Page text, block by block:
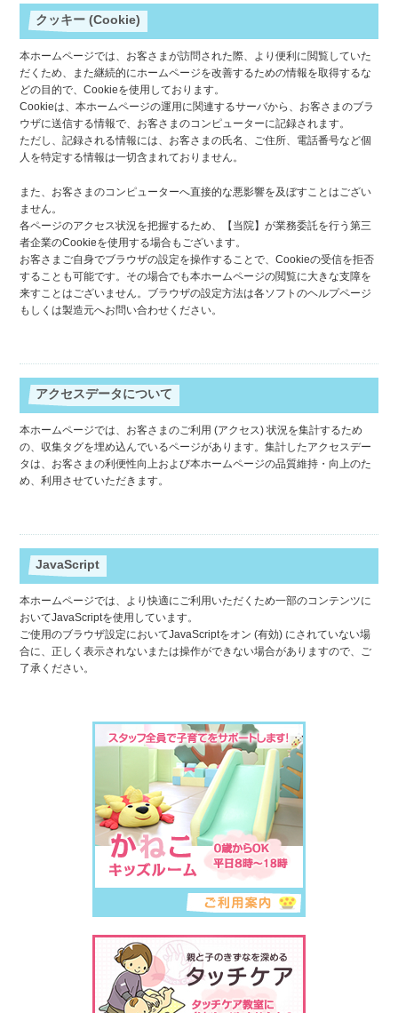
クッキー (Cookie)
本ホームページでは、お客さまが訪問された際、より便利に閲覧していた
だくため、また継続的にホームページを改善するための情報を取得するな
どの目的で、Cookieを使用しております。
Cookieは、本ホームページの運用に関連するサーバから、お客さまのブラ
ウザに送信する情報で、お客さまのコンピューターに記録されます。
ただし、記録される情報には、お客さまの氏名、ご住所、電話番号など個
人を特定する情報は一切含まれておりません。
また、お客さまのコンピューターへ直接的な悪影響を及ぼすことはござい
ません。
各ページのアクセス状況を把握するため、【当院】が業務委託を行う第三
者企業のCookieを使用する場合もございます。
お客さまご自身でブラウザの設定を操作することで、Cookieの受信を拒否
することも可能です。その場合でも本ホームページの閲覧に大きな支障を
来すことはございません。ブラウザの設定方法は各ソフトのヘルプページ
もしくは製造元へお問い合わせください。
アクセスデータについて
本ホームページでは、お客さまのご利用 (アクセス) 状況を集計するため
の、収集タグを埋め込んでいるページがあります。集計したアクセスデー
タは、お客さまの利便性向上および本ホームページの品質維持・向上のた
め、利用させていただきます。
JavaScript
本ホームページでは、より快適にご利用いただくため一部のコンテンツに
おいてJavaScriptを使用しています。
ご使用のブラウザ設定においてJavaScriptをオン (有効) にされていない場
合に、正しく表示されないまたは操作ができない場合がありますので、ご
了承ください。